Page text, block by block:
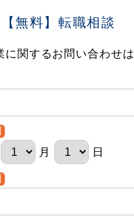
【無料】転職相談
に関するお問い合わせは
月 日